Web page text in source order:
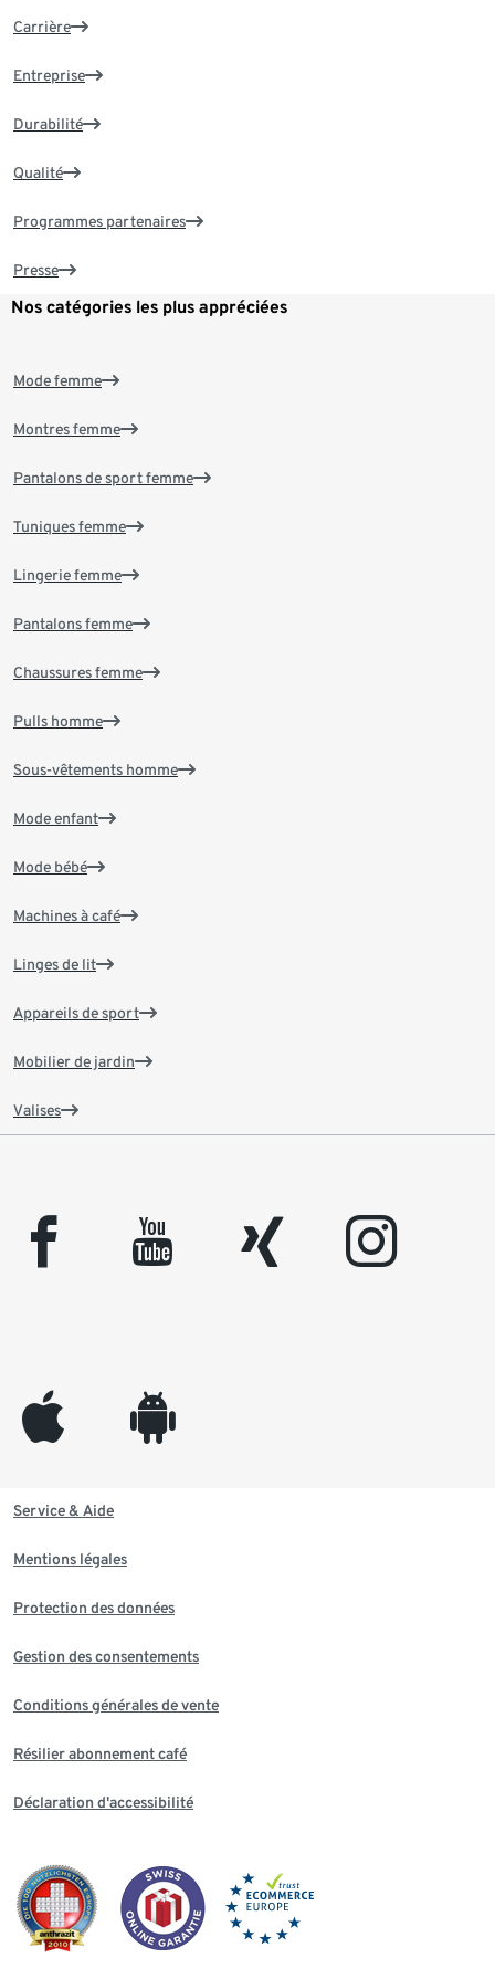
Carrière
Entreprise
Durabilité
Qualité
Programmes partenaires
Presse
Nos catégories les plus appréciées
Mode femme
Montres femme
Pantalons de sport femme
Tuniques femme
Lingerie femme
Pantalons femme
Chaussures femme
Pulls homme
Sous-vêtements homme
Mode enfant
Mode bébé
Machines à café
Linges de lit
Appareils de sport
Mobilier de jardin
Valises
facebook youtube xing instagram
appleinc android
Service & Aide
Mentions légales
Protection des données
Gestion des consentements
Conditions générales de vente
Résilier abonnement café
Déclaration d'accessibilité